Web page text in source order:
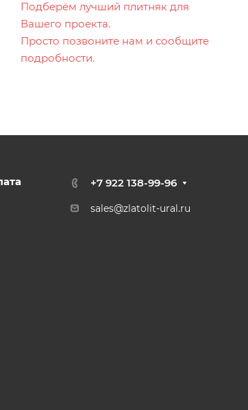
Подберём лучший плитняк для
Вашего проекта.
Просто позвоните нам и сообщите
подробности.
+7 922 138-99-96
sales@zlatolit-ural.ru